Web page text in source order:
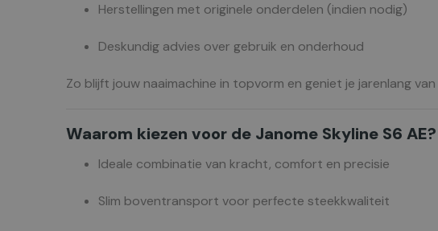
Herstellingen met originele onderdelen (indien nodig)
Deskundig advies over gebruik en onderhoud
Zo blijft jouw naaimachine in topvorm en geniet je jarenlang
Waarom kiezen voor de Janome Skyline S6 AE?
Ideale combinatie van kracht, comfort en precisie
Slim boventransport voor perfecte steekkwaliteit